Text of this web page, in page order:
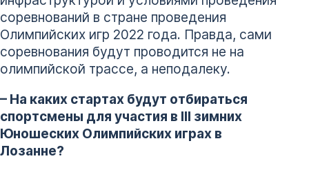
соревнований в стране проведения
Олимпийских игр 2022 года. Правда, сами
соревнования будут проводится не на
олимпийской трассе, а неподалеку.
– На каких стартах будут отбираться
спортсмены для участия в III зимних
Юношеских Олимпийских играх в
Лозанне?